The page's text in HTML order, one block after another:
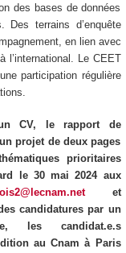
des bases de données
Des terrains d’enquête
en lien avec
l’international. Le CEET
participation régulière
CV, le rapport de
projet de deux pages
prioritaires
le 30 mai 2024 aux
et
candidatures par un
les candidat.e.s
au Cnam à Paris